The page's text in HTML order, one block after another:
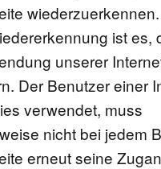
ist es,
unserer
Der Benutzer einer
verwendet, muss
nicht bei jedem
erneut seine